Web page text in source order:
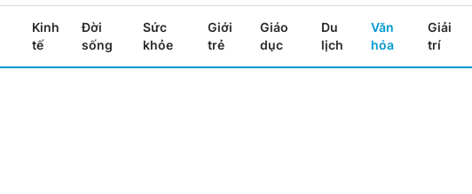
Kinh
tế
Đời
sống
Sức
khỏe
Giới
trẻ
Giáo
dục
Du
lịch
Văn
hóa
Giải
trí